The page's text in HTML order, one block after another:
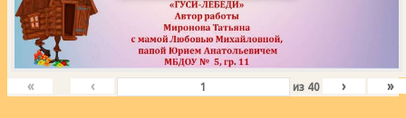
« ‹ из 40 › »